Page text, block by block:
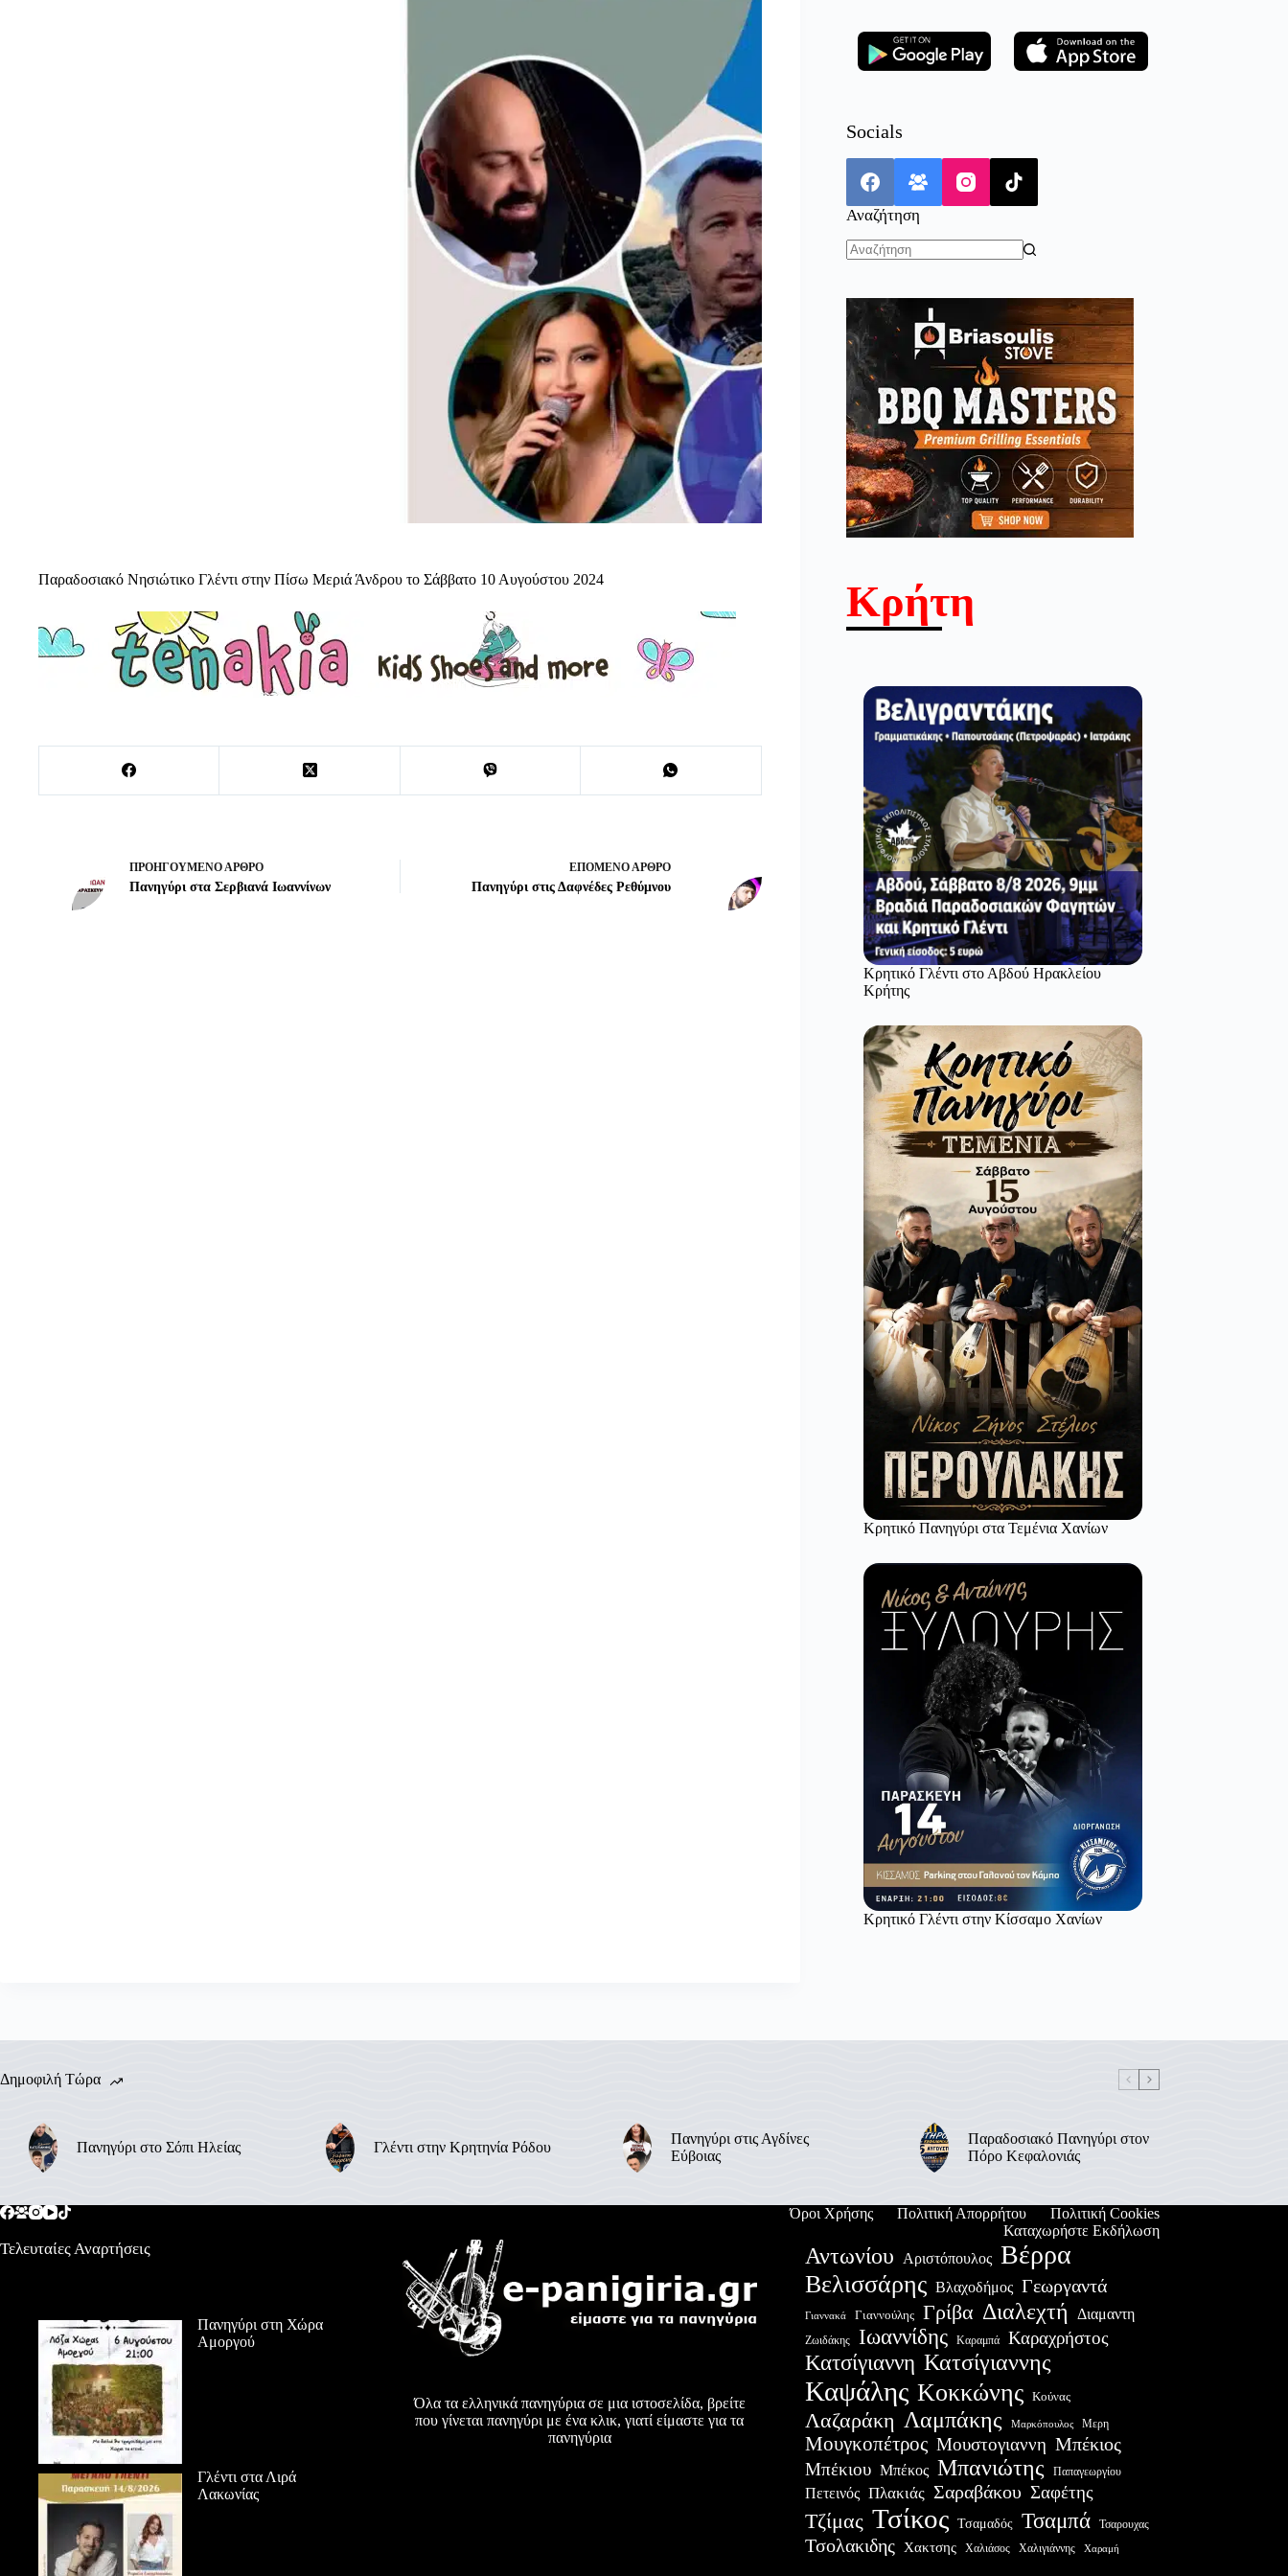
Παραδοσιακό Νησιώτικο Γλέντι στην Πίσω Μεριά Άνδρου το Σάββατο 10 Αυγούστου 2024
ΠΡΟΗΓΟΎΜΕΝΟΆΡΘΡΟ
Πανηγύρι στα Σερβιανά Ιωαννίνων
ΕΠΌΜΕΝΟΆΡΘΡΟ
Πανηγύρι στις Δαφνέδες Ρεθύμνου
Socials
Αναζήτηση
Κρήτη
Κρητικό Γλέντι στο Αβδού Ηρακλείου
Κρήτης
Κρητικό Πανηγύρι στα Τεμένια Χανίων
Κρητικό Γλέντι στην Κίσσαμο Χανίων
Δημοφιλή Τώρα
Πανηγύρι στο Σόπι Ηλείας Γλέντι στην Κρητηνία Ρόδου
Πανηγύρι στις Αγδίνες
Εύβοιας
Παραδοσιακό Πανηγύρι στον
Πόρο Κεφαλονιάς
Όροι Χρήσης Πολιτική Απορρήτου
Πολιτική Cookies
Καταχωρήστε Εκδήλωση
Τελευταίες Αναρτήσεις
Πανηγύρι στη Χώρα
Αμοργού
Γλέντι στα Λιρά
Λακωνίας
Όλα τα ελληνικά πανηγύρια σε μια ιστοσελίδα, βρείτε
που γίνεται πανηγύρι με ένα κλικ, γιατί είμαστε για τα
πανηγύρια
Αντωνίου Αριστόπουλος Βέρρα
Βελισσάρης Βλαχοδήμος Γεωργαντά
Γιαννακά Γιαννούλης Γρίβα Διαλεχτή Διαμαντη
Ζωιδάκης Ιωαννίδης Καραμπά Καραχρήστος
Κατσίγιαννη Κατσίγιαννης
Καψάλης Κοκκώνης Κούνας
Λαζαράκη Λαμπάκης Μαρκόπουλος Μερη
Μουγκοπέτρος Μουστογιαννη Μπέκιος
Μπέκιου Μπέκος Μπανιώτης Παπαγεωργίου
Πετεινός Πλακιάς Σαραβάκου Σαφέτης
Τζίμας Τσίκος Τσαμαδός Τσαμπά Τσαρουχας
Τσολακιδης Χακτσης Χαλιάσος Χαλιγιάννης Χαραμή